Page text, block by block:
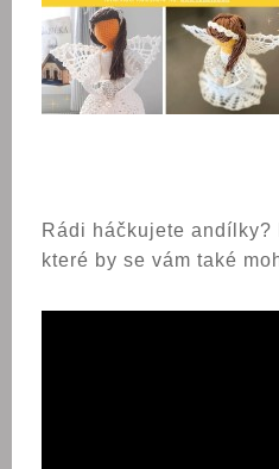
Rádi háčkujete andílky?
které by se vám také